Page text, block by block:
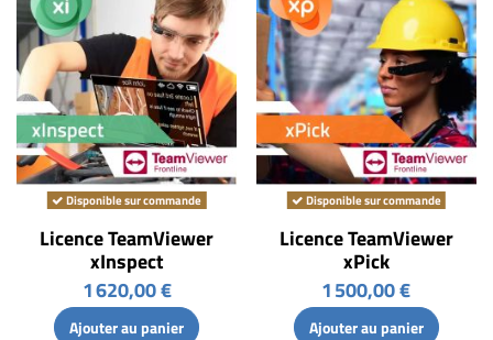
Disponible sur commande
Licence TeamViewer
xInspect
1 620,00 €
Ajouter au panier
Disponible sur commande
Licence TeamViewer
xPick
1 500,00 €
Ajouter au panier